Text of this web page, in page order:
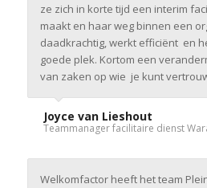
ze zich in korte tijd een interim
maakt en haar weg binnen een
daadkrachtig, werkt efficiënt en
goede plek. Kortom een
van zaken op wie je kunt
Joyce van Lieshout
Teammanager facilitaire dienst
Welkomfactor heeft het team